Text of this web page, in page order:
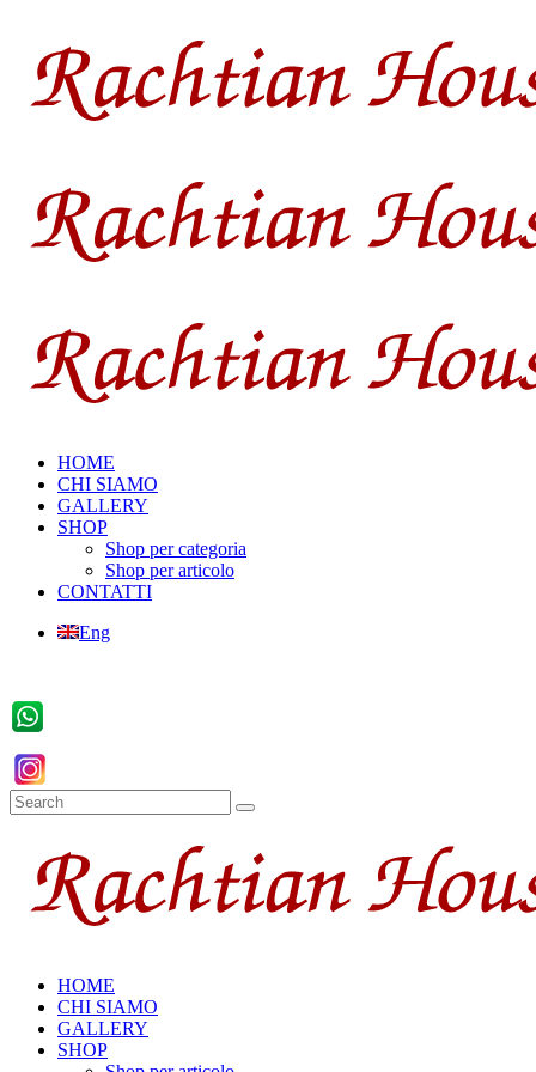
HOME
CHI SIAMO
GALLERY
SHOP
Shop per categoria
Shop per articolo
CONTATTI
Eng
HOME
CHI SIAMO
GALLERY
SHOP